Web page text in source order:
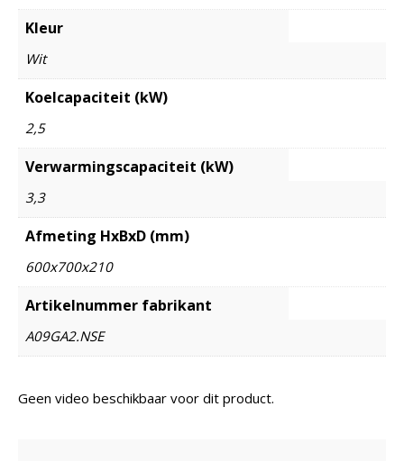
Kleur
Wit
Koelcapaciteit (kW)
2,5
Verwarmingscapaciteit (kW)
3,3
Afmeting HxBxD (mm)
600x700x210
Artikelnummer fabrikant
A09GA2.NSE
Geen video beschikbaar voor dit product.